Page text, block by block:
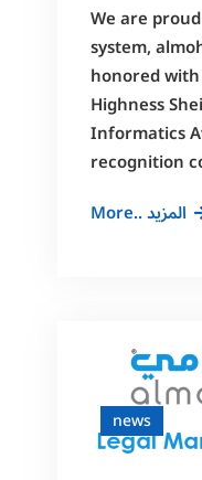
We are
system,
honored
Highness
Informatics
recognition
More.. المزيد
in
news